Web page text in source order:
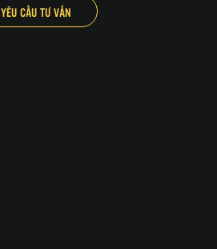
YÊU CẦU TƯ VẤN